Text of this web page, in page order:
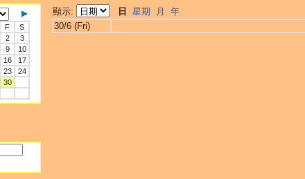
F
S
2
3
9
10
16
17
23
24
30
顯示: 日 星期 月 年
30/6 (Fri)